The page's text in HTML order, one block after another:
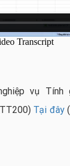
vụ Tính
Tại đây (